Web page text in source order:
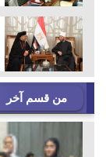
من قسم آخر